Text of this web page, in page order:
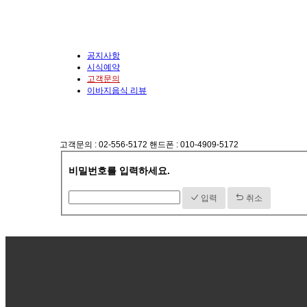
공지사항
시식예약
고객문의
이바지음식 리뷰
고객문의 : 02-556-5172 핸드폰 : 010-4909-5172
비밀번호를 입력하세요.
입력 취소